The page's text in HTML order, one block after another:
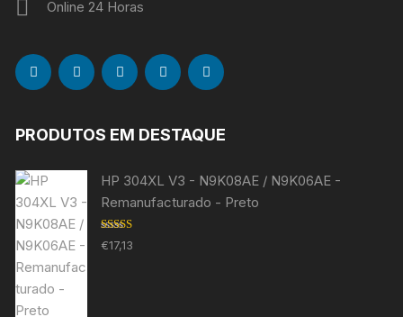
Online 24 Horas
PRODUTOS EM DESTAQUE
HP 304XL V3 - N9K08AE / N9K06AE -
Remanufacturado - Preto
Avaliação
5.00 de 5
€17,13